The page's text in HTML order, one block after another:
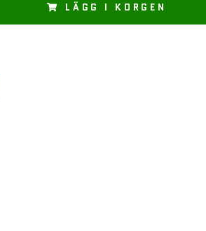
LÄGG I KORGEN